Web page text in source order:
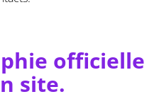
officielle
site.